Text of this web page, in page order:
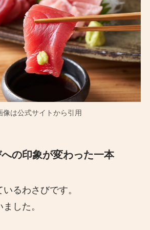
は公式サイトから引用
の印象が変わった一本
るわさびです。
した。